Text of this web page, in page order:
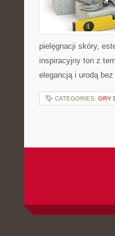
pielęgnacji skóry,
inspiracyjny ton z
elegancją i urodą
CATEGORIES: GRY